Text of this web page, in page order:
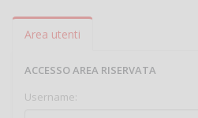
Area utenti
ACCESSO AREA RISERVATA
Username: